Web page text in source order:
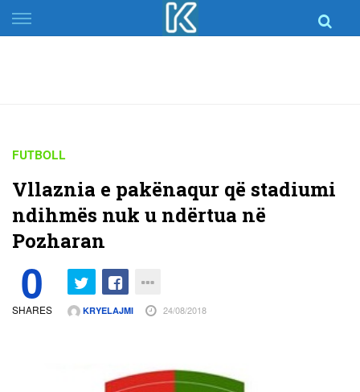
Skip
to
FUTBOLL
Vllaznia e pakënaqur që stadiumi
ndihmës nuk u ndërtua në
Pozharan
0
SHARES KRYELAJMI 24/08/2018